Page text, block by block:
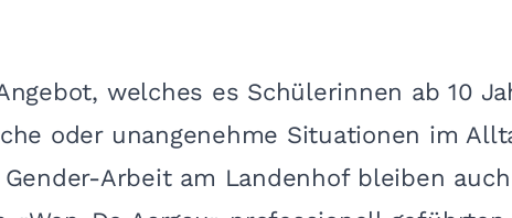
welches es Schülerinnen ab 10
oder unangenehme Situationen im
Arbeit am Landenhof bleiben